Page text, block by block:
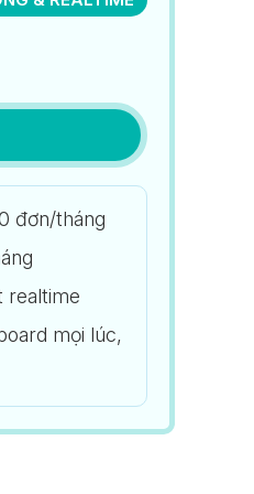
đơn/tháng
realtime
mọi lúc,